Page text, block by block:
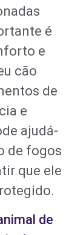
é
e
cão
de
e
ajudá-
de fogos
que ele
de